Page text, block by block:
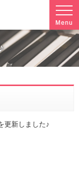
配送なら料金も魅力の当社へ
更新しました♪